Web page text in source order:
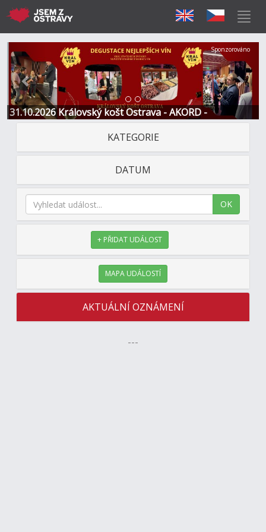
31.10.2026 Královský košt Ostrava - AKORD -
Restaurace a Hotel
Předchozí Další
Sponzorováno
KATEGORIE
DATUM
OK
+ PŘIDAT UDÁLOST
MAPA UDÁLOSTÍ
AKTUÁLNÍ OZNÁMENÍ
---